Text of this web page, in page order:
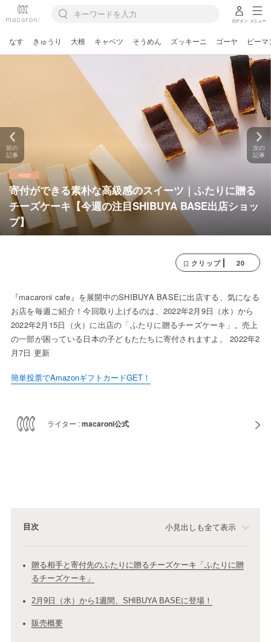
ログイン メニュー
なす きゅうり 大根 キャベツ そうめん ズッキーニ ゴーヤ ピーマ
寄付ができる素朴な高級感のスイーツ｜ふたりに贈る
チーズケーキ【今週の注目SHIBUYA BASE出店ショッ
プ】
前の
記事
次の
記事
クリップ 20
『macaroni cafe』を展開中のSHIBUYA BASEに出店する、気になる
お店を毎週ご紹介！今回取り上げるのは、2022年2月9日（水）から
2022年2月15日（火）に出店の「ふたりに贈るチーズケーキ」。売上
の一部が困っている日本の子どもたたちに寄付されますよ。 2022年2
月7日 更新
簡単投票でAmazonギフトカードGET！
ライター :macaroni公式
目次 小見出しも全て表示
贈る相手と寄付先のふたりに贈るチーズケーキ「ふたりに贈
るチーズケーキ」
2月9日（水）から1週間、SHIBUYA BASEに登場！
販売概要